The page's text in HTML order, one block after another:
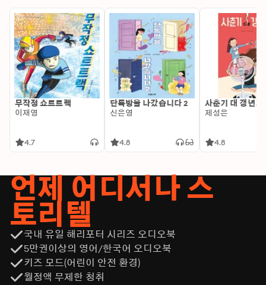
무작정 쇼트트랙
이재영
4.7
단톡방을 나갔습니다 2
신은영
4.8
사춘기 대 갱년기
제성은
4.8
언제 어디서나 스
토리텔
국내 유일 해리포터 시리즈 오디오북
5만권이상의 영어/한국어 오디오북
키즈 모드(어린이 안전 환경)
월정액 무제한 청취